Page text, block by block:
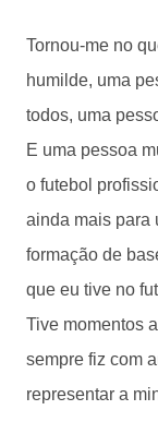
Tornou-me no
humilde, uma
todos, uma
E uma pessoa
o futebol
ainda mais para
formação de
que eu tive no
Tive momentos
sempre fiz com
representar a